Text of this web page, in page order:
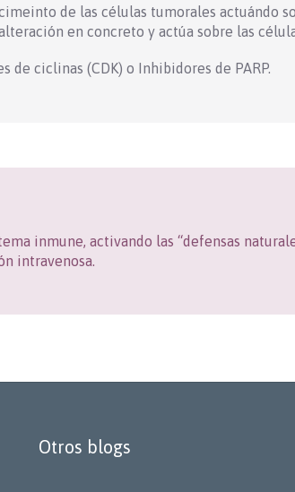
de las células tumorales actuándo
en concreto y actúa sobre las
de ciclinas (CDK) o Inhibidores de PARP.
inmune, activando las “defensas
intravenosa.
Otros blogs